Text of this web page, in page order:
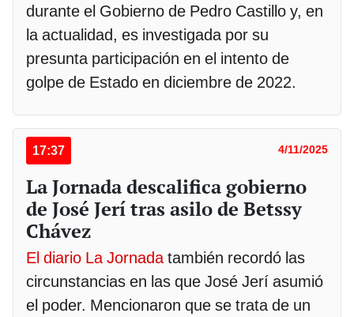
durante el Gobierno de Pedro Castillo y, en
la actualidad, es investigada por su
presunta participación en el intento de
golpe de Estado en diciembre de 2022.
17:37 4/11/2025
La Jornada descalifica gobierno
de José Jerí tras asilo de Betssy
Chávez
El diario La Jornadatambién recordó las
circunstancias en las que José Jerí asumió
el poder. Mencionaron que se trata de un